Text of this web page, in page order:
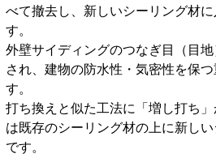
べて撤去し、新しいシーリング材
す。
外壁サイディングのつなぎ目（目
され、建物の防水性・気密性を保
す。
打ち換えと似た工法に「増し打ち
は既存のシーリング材の上に新し
です。